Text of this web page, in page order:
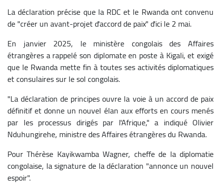
La déclaration précise que la RDC et le Rwanda ont convenu
de "créer un avant-projet d'accord de paix" d'ici le 2 mai.
En janvier 2025, le ministère congolais des Affaires
étrangères a rappelé son diplomate en poste à Kigali, et exigé
que le Rwanda mette fin à toutes ses activités diplomatiques
et consulaires sur le sol congolais.
"La déclaration de principes ouvre la voie à un accord de paix
définitif et donne un nouvel élan aux efforts en cours menés
par les processus dirigés par l'Afrique," a indiqué Olivier
Nduhungirehe, ministre des Affaires étrangères du Rwanda.
Pour Thérèse Kayikwamba Wagner, cheffe de la diplomatie
congolaise, la signature de la déclaration "annonce un nouvel
espoir".